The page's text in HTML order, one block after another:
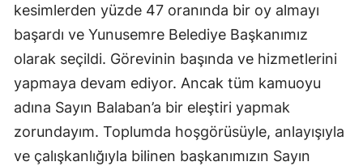
kesimlerden yüzde 47 oranında bir oy almayı
başardı ve Yunusemre Belediye Başkanımız
olarak seçildi. Görevinin başında ve hizmetlerini
yapmaya devam ediyor. Ancak tüm kamuoyu
adına Sayın Balaban’a bir eleştiri yapmak
zorundayım. Toplumda hoşgörüsüyle, anlayışıyla
ve çalışkanlığıyla bilinen başkanımızın Sayın